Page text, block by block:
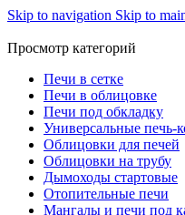
Skip to navigation Skip to
Просмотр категорий
Печи в сетке
Печи в облицовке
Печи под обкладку
Универсальные печь-
Облицовки для печей
Облицовки на трубу
Дымоходы стартовые
Отопительные печи
Мангалы и печи под